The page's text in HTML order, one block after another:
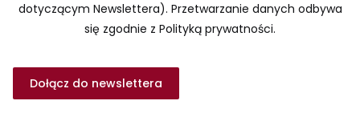
Dołącz do newslettera
dotyczącym Newslettera). Przetwarzanie danych odbywa
się zgodnie z Polityką prywatności.